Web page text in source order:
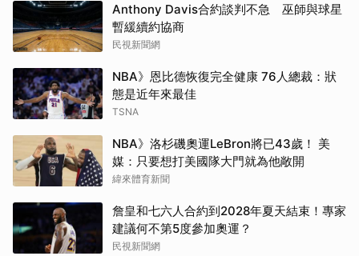
Anthony Davis合約談判不急 巫師與球星
暫緩續約協商
民視新聞網
NBA》恩比德恢復完全健康 76人總裁：狀
態是近年來最佳
TSNA
NBA》洛杉磯奧運LeBron將已43歲！ 美
媒：只要想打美國隊大門就為他敞開
緯來體育新聞
詹皇和七六人合約到2028年夏天結束！專家
建議何不第5度參加奧運？
民視新聞網